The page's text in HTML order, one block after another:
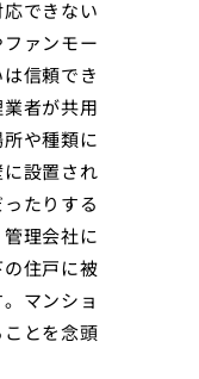
できない
ァンモー
信頼でき
者が共用
や種類に
設置され
たりする
理会社に
住戸に被
マンショ
とを念頭